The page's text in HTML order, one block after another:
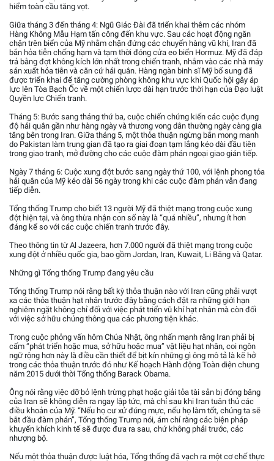
hiểm toàn cầu tăng vọt.
Giữa tháng 3 đến tháng 4: Ngũ Giác Đài đã triển khai thêm các nhóm
Hàng Không Mẫu Hạm tấn công đến khu vực. Sau các hoạt động ngăn
chặn trên biển của Mỹ nhằm chặn đứng các chuyến hàng vũ khí, Iran đã
bắn hỏa tiễn chống hạm và tạm thời đóng cửa eo biển Hormuz. Mỹ đã đáp
trả bằng đợt không kích lớn nhất trong chiến tranh, nhắm vào các nhà máy
sản xuất hỏa tiễn và căn cứ hải quân. Hàng ngàn binh sĩ Mỹ bổ sung đã
được triển khai để tăng cường phòng không khu vực khi Quốc hội gây áp
lực lên Tòa Bạch Ốc về một chiến lược dài hạn trước thời hạn của Đạo luật
Quyền lực Chiến tranh.
Tháng 5: Bước sang tháng thứ ba, cuộc chiến chứng kiến các cuộc đụng
độ hải quân gần như hàng ngày và thương vong dân thường ngày càng gia
tăng bên trong Iran. Giữa tháng 5, một thỏa thuận ngừng bắn mong manh
do Pakistan làm trung gian đã tạo ra giai đoạn tạm lắng kéo dài đầu tiên
trong giao tranh, mở đường cho các cuộc đàm phán ngoại giao gián tiếp.
Ngày 7 tháng 6: Cuộc xung đột bước sang ngày thứ 100, với lệnh phong tỏa
hải quân của Mỹ kéo dài 56 ngày trong khi các cuộc đàm phán vẫn đang
tiếp diễn.
Tổng thống Trump cho biết 13 người Mỹ đã thiệt mạng trong cuộc xung
đột hiện tại, và ông thừa nhận con số này là “quá nhiều”, nhưng ít hơn
đáng kể so với các cuộc chiến tranh trước đây.
Theo thông tin từ Al Jazeera, hơn 7.000 người đã thiệt mạng trong cuộc
xung đột ở nhiều quốc gia, bao gồm Jordan, Iran, Kuwait, Li Băng và Qatar.
Những gì Tổng thống Trump đang yêu cầu
Tổng thống Trump nói rằng bất kỳ thỏa thuận nào với Iran cũng phải vượt
xa các thỏa thuận hạt nhân trước đây bằng cách đặt ra những giới hạn
nghiêm ngặt không chỉ đối với việc phát triển vũ khí hạt nhân mà còn đối
với việc sở hữu chúng thông qua các phương tiện khác.
Trong cuộc phỏng vấn hôm Chúa Nhật, ông nhấn mạnh rằng Iran phải bị
cấm “phát triển hoặc mua, sở hữu hoặc mua” vật liệu hạt nhân, coi ngôn
ngữ rộng hơn này là điều cần thiết để bịt kín những gì ông mô tả là kẽ hở
trong các thỏa thuận trước đó như Kế hoạch Hành động Toàn diện chung
năm 2015 dưới thời Tổng thống Barack Obama.
Ông nói rằng việc dỡ bỏ lệnh trừng phạt hoặc giải tỏa tài sản bị đóng băng
của Iran sẽ không diễn ra ngay lập tức, mà chỉ sau khi Iran tuân thủ các
điều khoản của Mỹ. “Nếu họ cư xử đúng mực, nếu họ làm tốt, chúng ta sẽ
bắt đầu đàm phán”, Tổng thống Trump nói, ám chỉ rằng các biện pháp
khuyến khích kinh tế sẽ được đưa ra sau, chứ không phải trước, các
nhượng bộ.
Nếu một thỏa thuận được luật hóa, Tổng thống đã vạch ra một cơ chế thực